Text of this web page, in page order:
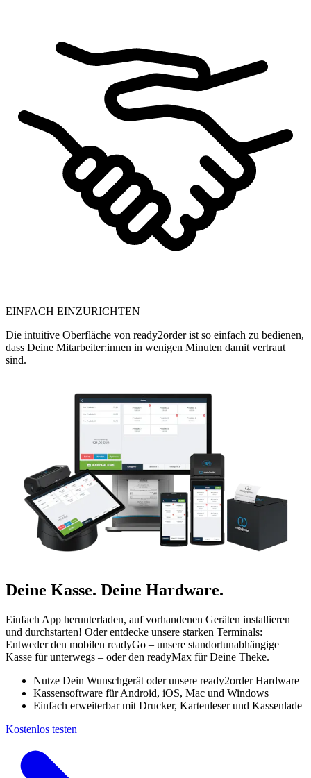
EINFACH EINZURICHTEN
Die intuitive Oberfläche von ready2order ist so einfach zu bedienen,
dass Deine Mitarbeiter:innen in wenigen Minuten damit vertraut
sind.
Deine Kasse. Deine Hardware.
Einfach App herunterladen, auf vorhandenen Geräten installieren
und durchstarten! Oder entdecke unsere starken Terminals:
Entweder den mobilen readyGo – unsere standortunabhängige
Kasse für unterwegs – oder den readyMax für Deine Theke.
Nutze Dein Wunschgerät oder unsere ready2order Hardware
Kassensoftware für Android, iOS, Mac und Windows
Einfach erweiterbar mit Drucker, Kartenleser und Kassenlade
Kostenlos testen